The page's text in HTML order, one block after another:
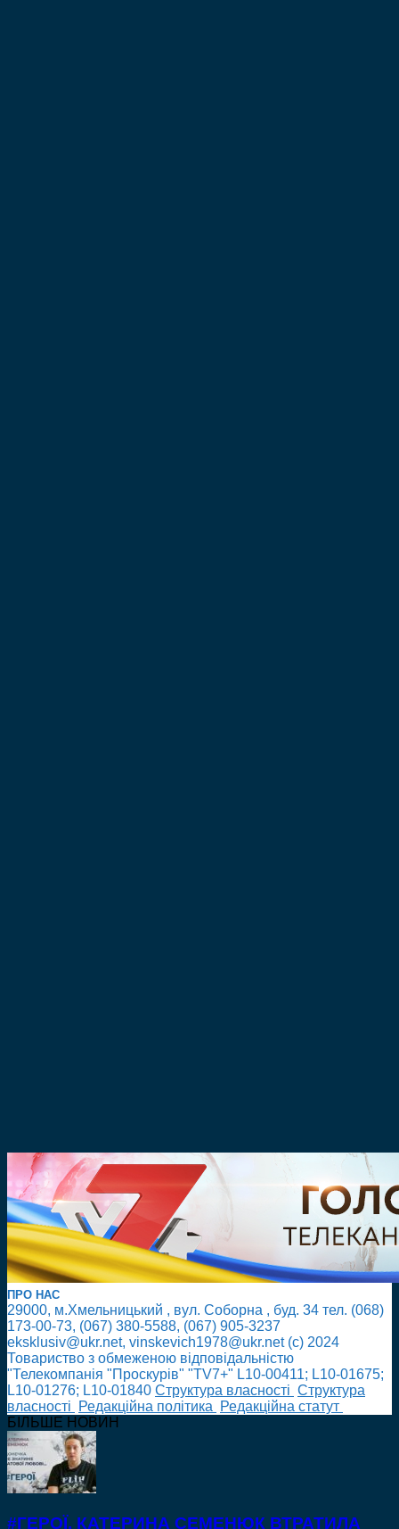
ПРО НАС
29000, м.Хмельницький , вул. Соборна , буд. 34 тел. (068)
173-00-73, (067) 380-5588, (067) 905-3237
eksklusiv@ukr.net, vinskevich1978@ukr.net (с) 2024
Товариство з обмеженою відповідальністю
"Телекомпанія "Проскурів" "TV7+" L10-00411; L10-01675;
L10-01276; L10-01840 Cтруктура власності Cтруктура
власності
Редакційна політика
Редакційна статут
БІЛЬШЕ НОВИН
#ГЕРОЇ. КАТЕРИНА СЕМЕНЮК ВТРАТИЛА